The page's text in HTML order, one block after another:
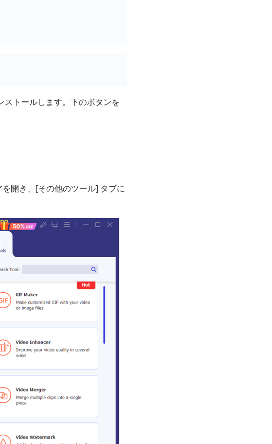
トールします。下のボタンを
開き、[その他のツール] タブに